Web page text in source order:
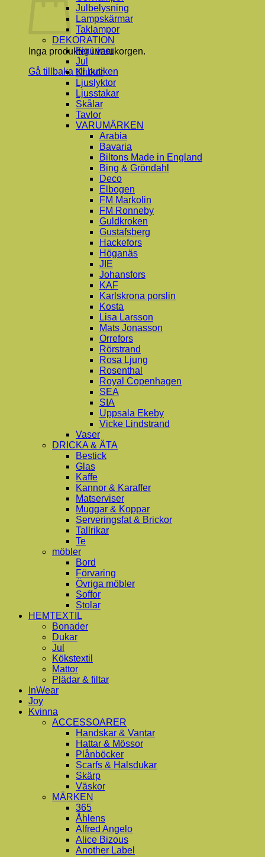
Inga produkter i varukorgen.
Gå tillbaka till butiken
Julbelysning
Lampskärmar
Taklampor
DEKORATION
Figuriner
Jul
Krukor
Ljuslyktor
Ljusstakar
Skålar
Tavlor
VARUMÄRKEN
Arabia
Bavaria
Biltons Made in England
Bing & Gröndahl
Deco
Elbogen
FM Markolin
FM Ronneby
Guldkroken
Gustafsberg
Hackefors
Höganäs
JIE
Johansfors
KAF
Karlskrona porslin
Kosta
Lisa Larsson
Mats Jonasson
Orrefors
Rörstrand
Rosa Ljung
Rosenthal
Royal Copenhagen
SEA
SIA
Uppsala Ekeby
Vicke Lindstrand
Vaser
DRICKA & ÄTA
Bestick
Glas
Kaffe
Kannor & Karaffer
Matserviser
Muggar & Koppar
Serveringsfat & Brickor
Tallrikar
Te
möbler
Bord
Förvaring
Övriga möbler
Soffor
Stolar
HEMTEXTIL
Bonader
Dukar
Jul
Kökstextil
Mattor
Plädar & filtar
InWear
Joy
Kvinna
ACCESSOARER
Handskar & Vantar
Hattar & Mössor
Plånböcker
Scarfs & Halsdukar
Skärp
Väskor
MÄRKEN
365
Åhlens
Alfred Angelo
Alice Bizous
Another Label